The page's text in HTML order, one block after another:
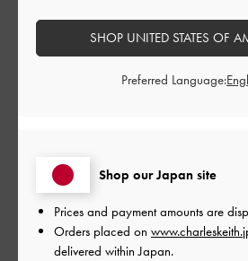
お財布、ハンカチ、ポーチ全部入るし
デザイン
とても良かった
品質
Shop our Japan site
Prices and payment amounts are
Orders placed on
delivered within Japan.
SHOP UNITED STATES OF
Preferred Language: